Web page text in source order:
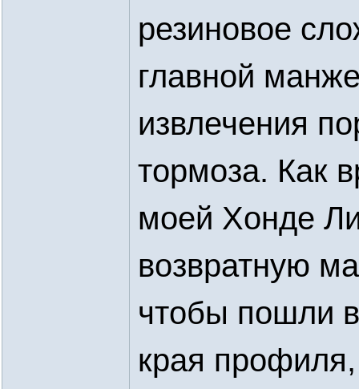
резиновое
главной
извлечения
тормоза. Как
моей Хонде
возвратную
чтобы пошли
края